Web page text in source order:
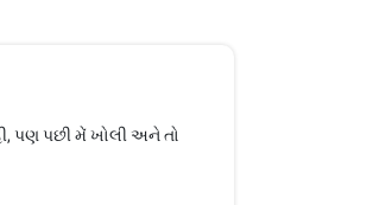
પણ પછી મેં ખોલી અને તો